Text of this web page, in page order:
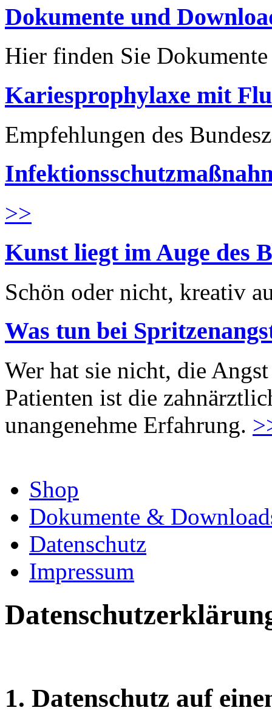
Dokumente und
Hier finden Sie
Kariesprophylaxe mit
Empfehlungen des
>>
Kunst liegt im Auge des
Schön oder nicht, kreativ
Was tun bei
Wer hat sie nicht, die
Patienten ist die
unangenehme Erfahrung.
Shop
Dokumente &
Datenschutz
Impressum
1. Datenschutz auf